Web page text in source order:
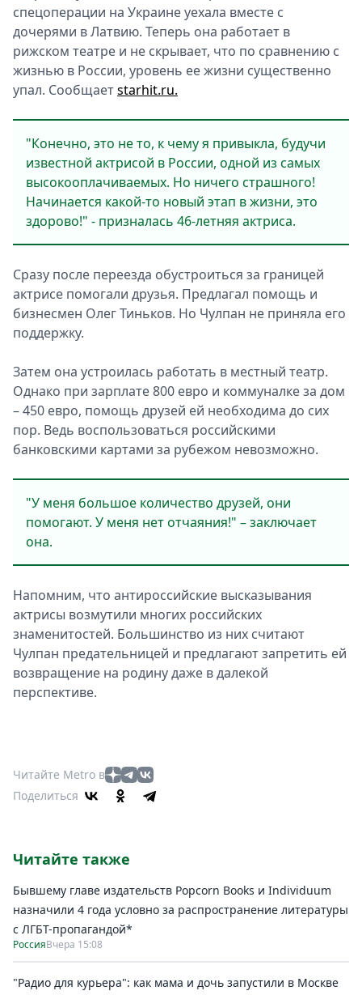
спецоперации на Украине уехала вместе с
дочерями в Латвию. Теперь она работает в
рижском театре и не скрывает, что по сравнению с
жизнью в России, уровень ее жизни существенно
упал. Сообщаетstarhit.ru.
"Конечно, это не то, к чему я привыкла, будучи
известной актрисой в России, одной из самых
высокооплачиваемых. Но ничего страшного!
Начинается какой-то новый этап в жизни, это
здорово!" - призналась 46-летняя актриса.
Сразу после переезда обустроиться за границей
актрисе помогали друзья. Предлагал помощь и
бизнесмен Олег Тиньков. Но Чулпан не приняла его
поддержку.
Затем она устроилась работать в местный театр.
Однако при зарплате 800 евро и коммуналке за дом
– 450 евро, помощь друзей ей необходима до сих
пор. Ведь воспользоваться российскими
банковскими картами за рубежом невозможно.
"У меня большое количество друзей, они
помогают. У меня нет отчаяния!" – заключает
она.
Напомним, что антироссийские высказывания
актрисы возмутили многих российских
знаменитостей. Большинство из них считают
Чулпан предательницей и предлагают запретить ей
возвращение на родину даже в далекой
перспективе.
Читайте Metro в
Поделиться
Читайте также
Бывшему главе издательств Popcorn Books и Individuum
назначили 4 года условно за распространение литературы
с ЛГБТ-пропагандой*
РоссияВчера 15:08
"Радио для курьера": как мама и дочь запустили в Москве